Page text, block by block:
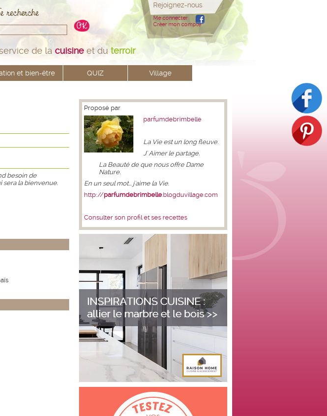
de la cuisine et duterroir
Rejoignez-nous
Me connecter
Créer mon compte
et bien-être QUIZ Village
besoin de
sera la bienvenue.
Proposé par
parfumdebrimbelle
La Vie est un long fleuve.
J' Aimer le partage.
La Beauté de que nous offre Dame
Nature.
En un seul mot... j'aime la Vie.
http://parfumdebrimbelle.blogduvillage.com
Consulter son profil et ses recettes